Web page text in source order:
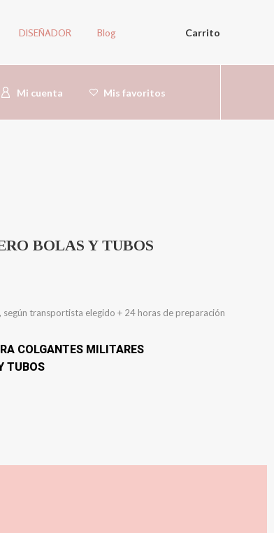
DISEÑADOR Blog Carrito
Mi cuenta Mis favoritos
BOLAS Y TUBOS
según transportista elegido + 24 horas de preparación
COLGANTES MILITARES
TUBOS